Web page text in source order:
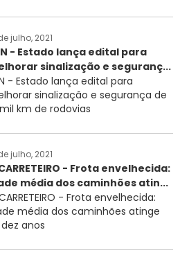
julho, 2021
- Estado lança edital para
sinalização e seguranç...
- Estado lança edital para
sinalização e segurança de
km de rodovias
julho, 2021
- Frota envelhecida:
média dos caminhões atin...
- Frota envelhecida:
média dos caminhões atinge
anos